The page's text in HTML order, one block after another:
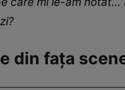
din fața